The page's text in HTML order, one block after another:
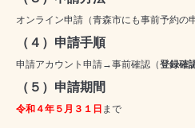
オンライン申請（青森市にも事前予約の
（４）申請手順
申請アカウント申請→事前確認（登録確
（５）申請期間
令和４年５月３１日 まで